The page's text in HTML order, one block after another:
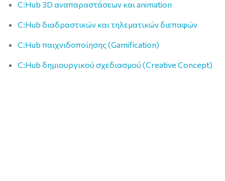
C:Ηub 3D αναπαραστάσεων και animation
C:Ηub διαδραστικών και τηλεματικών διεπαφών
C:Ηub παιχνιδοποίησης (Gamification)
C:Hub δημιουργικού σχεδιασμού (Creative Concept)